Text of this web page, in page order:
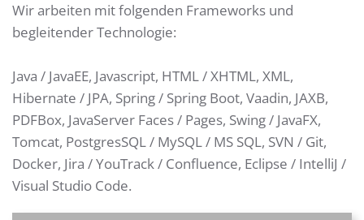
Wir arbeiten mit folgenden Frameworks und
begleitender Technologie:
Java / JavaEE, Javascript, HTML / XHTML, XML,
Hibernate / JPA, Spring / Spring Boot, Vaadin, JAXB,
PDFBox, JavaServer Faces / Pages, Swing / JavaFX,
Tomcat, PostgresSQL / MySQL / MS SQL, SVN / Git,
Docker, Jira / YouTrack / Confluence, Eclipse / IntelliJ /
Visual Studio Code.